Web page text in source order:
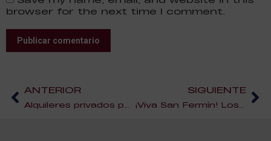
browser for the next time I comment.
Publicar comentario
ANTERIOR SIGUIENTE